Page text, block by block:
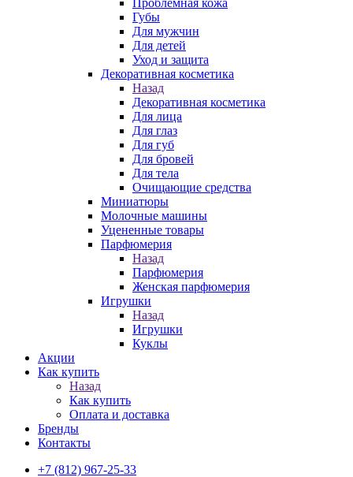
Проблемная кожа
Губы
Для мужчин
Для детей
Уход и защита
Декоративная косметика
Назад
Декоративная косметика
Для лица
Для глаз
Для губ
Для бровей
Для тела
Очищающие средства
Миниатюры
Молочные машины
Уцененные товары
Парфюмерия
Назад
Парфюмерия
Женская парфюмерия
Игрушки
Назад
Игрушки
Куклы
Акции
Как купить
Назад
Как купить
Оплата и доставка
Бренды
Контакты
+7 (812) 967-25-33